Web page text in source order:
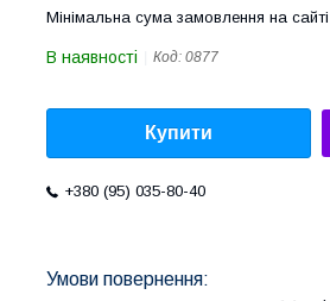
Мінімальна сума замовлення на
В наявності Код: 0877
Купити
+380 (95) 035-80-40